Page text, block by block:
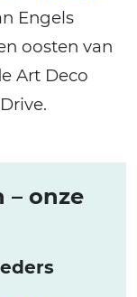
Engels
oosten van
Art Deco
– onze